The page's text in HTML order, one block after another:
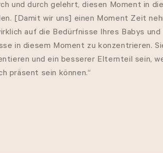
und durch gelehrt, diesen Moment in die
[Damit wir uns] einen Moment Zeit
auf die Bedürfnisse Ihres Babys und
in diesem Moment zu konzentrieren.
und ein besserer Elternteil sein,
präsent sein können.“